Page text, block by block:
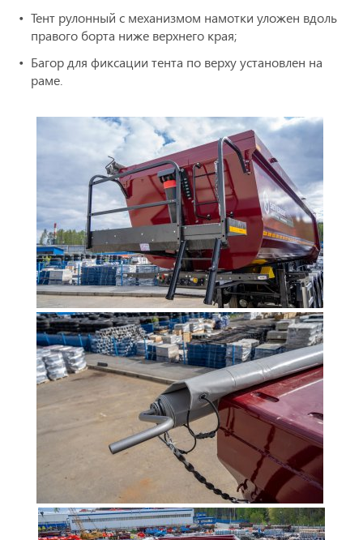
Тент рулонный с механизмом намотки уложен вдоль
правого борта ниже верхнего края;
Багор для фиксации тента по верху установлен на
раме.